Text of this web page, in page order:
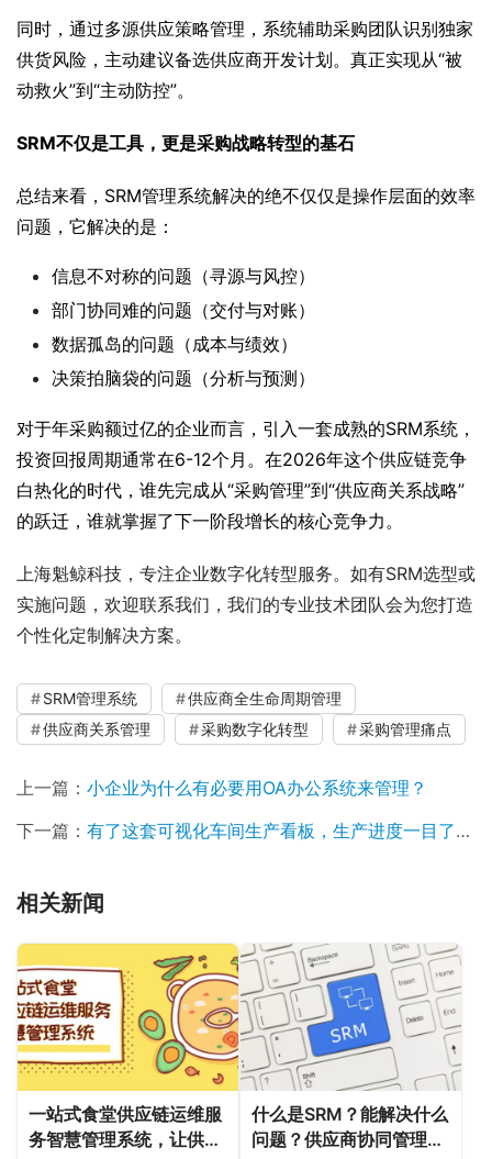
同时，通过多源供应策略管理，系统辅助采购团队识别独家
供货风险，主动建议备选供应商开发计划。真正实现从“被
动救火”到“主动防控”。
SRM不仅是工具，更是采购战略转型的基石
总结来看，SRM管理系统解决的绝不仅仅是操作层面的效率
问题，它解决的是：
信息不对称的问题（寻源与风控）
部门协同难的问题（交付与对账）
数据孤岛的问题（成本与绩效）
决策拍脑袋的问题（分析与预测）
对于年采购额过亿的企业而言，引入一套成熟的SRM系统，
投资回报周期通常在6-12个月。在2026年这个供应链竞争
白热化的时代，谁先完成从“采购管理”到“供应商关系战略”
的跃迁，谁就掌握了下一阶段增长的核心竞争力。
上海魁鲸科技，专注企业数字化转型服务。如有SRM选型或
实施问题，欢迎联系我们，我们的专业技术团队会为您打造
个性化定制解决方案。
SRM管理系统
供应商全生命周期管理
供应商关系管理
采购数字化转型 采购管理痛点
上一篇： 小企业为什么有必要用OA办公系统来管理？
下一篇： 有了这套可视化车间生产看板，生产进度一目了然！
相关新闻
一站式食堂供应链运维服
务智慧管理系统，让供应
什么是SRM？能解决什么
问题？供应商协同管理怎